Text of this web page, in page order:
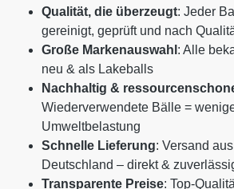
Qualität, die überzeugt: Jeder
gereinigt, geprüft und nach
Große Markenauswahl : Alle
neu & als Lakeballs
Nachhaltig &
Wiederverwendete Bälle =
Umweltbelastung
Schnelle Lieferung: Versand
Deutschland – direkt &
Transparente Preise: Top-